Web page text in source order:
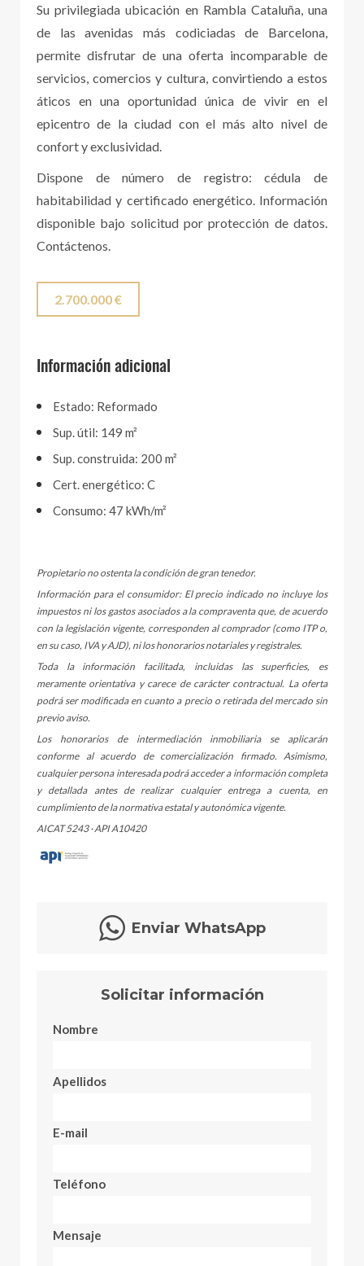
Su privilegiada ubicación en Rambla Cataluña, una
de las avenidas más codiciadas de Barcelona,
permite disfrutar de una oferta incomparable de
servicios, comercios y cultura, convirtiendo a estos
áticos en una oportunidad única de vivir en el
epicentro de la ciudad con el más alto nivel de
confort y exclusividad.
Dispone de número de registro: cédula de
habitabilidad y certificado energético. Información
disponible bajo solicitud por protección de datos.
Contáctenos.
2.700.000 €
Información adicional
Estado: Reformado
Sup. útil: 149 m²
Sup. construida: 200 m²
Cert. energético: C
Consumo: 47 kWh/m²
Propietario no ostenta la condición de gran tenedor.
Información para el consumidor: El precio indicado no incluye los
impuestos ni los gastos asociados a la compraventa que, de acuerdo
con la legislación vigente, corresponden al comprador (como ITP o,
en su caso, IVA y AJD), ni los honorarios notariales y registrales.
Toda la información facilitada, incluidas las superficies, es
meramente orientativa y carece de carácter contractual. La oferta
podrá ser modificada en cuanto a precio o retirada del mercado sin
previo aviso.
Los honorarios de intermediación inmobiliaria se aplicarán
conforme al acuerdo de comercialización firmado. Asimismo,
cualquier persona interesada podrá acceder a información completa
y detallada antes de realizar cualquier entrega a cuenta, en
cumplimiento de la normativa estatal y autonómica vigente.
AICAT 5243 · API A10420
Enviar WhatsApp
Solicitar información
Nombre
Apellidos
E-mail
Teléfono
Mensaje